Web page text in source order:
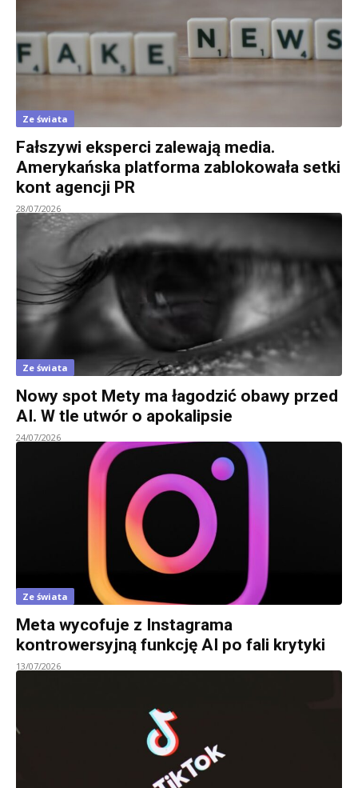
Ze świata
Fałszywi eksperci zalewają media.
Amerykańska platforma zablokowała setki
kont agencji PR
28/07/2026
Ze świata
Nowy spot Mety ma łagodzić obawy przed
AI. W tle utwór o apokalipsie
24/07/2026
Ze świata
Meta wycofuje z Instagrama
kontrowersyjną funkcję AI po fali krytyki
13/07/2026